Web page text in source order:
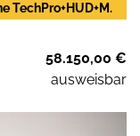
TechPro+HUD+M.
58.150,00 €
ausweisbar